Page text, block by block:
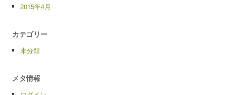
2015年4月
カテゴリー
未分類
メタ情報